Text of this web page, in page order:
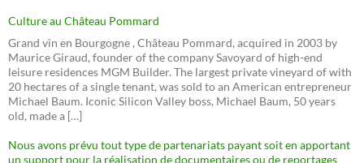
Culture au Château Pommard
Grand vin en Bourgogne , Château Pommard, acquired in 2003 by
Maurice Giraud, founder of the company Savoyard of high-end
leisure residences MGM Builder. The largest private vineyard of with
20 hectares of a single tenant, was sold to an American entrepreneur
Michael Baum. Iconic Silicon Valley boss, Michael Baum, 50 years
old, made a […]
Nous avons prévu tout type de partenariats payant soit en apportant
un support pour la réalisation de documentaires ou de reportages